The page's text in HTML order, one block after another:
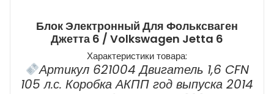
Блок Электронный Для Фольксваген
Джетта 6 / Volkswagen Jetta 6
Характеристики товара:
Артикул 621004 Двигатель 1,6 CFN
105 л.с. Коробка АКПП год выпуска 2014